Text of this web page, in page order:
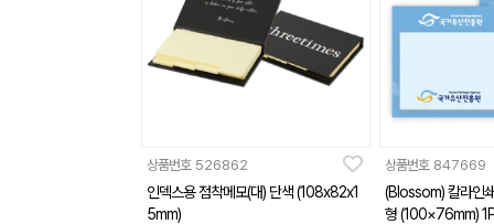
상품번호 526862
인덱스용 점착메모(대) 단색 (108x82x1
5mm)
상품번호 847669
(Blossom) 칼라인
형 (100×76mm)